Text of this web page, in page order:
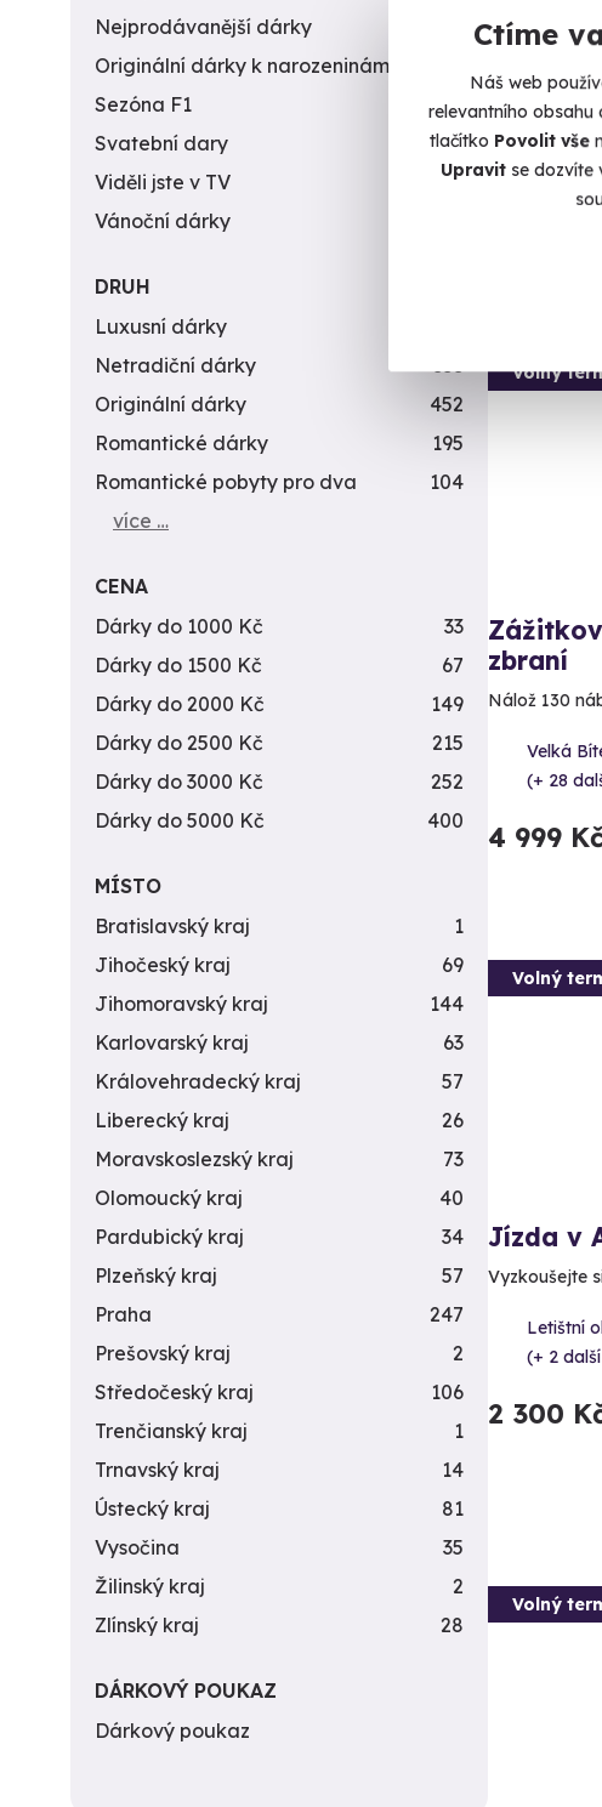
Ctíme
Náš web
relevantního obsahu
tlačítko Povolit vše
Upravitse dozvíte
10
Vystřílejte 80
Velká
(+ 28
Volný
zbraní
Nálož 130
Velká
(+ 28
4 999
Volný
Jízda v
Vyzkoušejte
Letištní
(+ 2
2 300
Volný
Nejprodávanější dárky
Originální dárky k narozeninám
Sezóna F1
4
Svatební dary
196
Viděli jste v TV
31
Vánoční dárky
DRUH
Luxusní dárky
Netradiční dárky
353
Originální dárky
452
Romantické dárky
195
Romantické pobyty pro dva
104
více …
CENA
Dárky do 1000 Kč
33
Dárky do 1500 Kč
67
Dárky do 2000 Kč
149
Dárky do 2500 Kč
215
Dárky do 3000 Kč
252
Dárky do 5000 Kč
400
MÍSTO
Bratislavský kraj
1
Jihočeský kraj
69
Jihomoravský kraj
144
Karlovarský kraj
63
Královehradecký kraj
57
Liberecký kraj
26
Moravskoslezský kraj
73
Olomoucký kraj
40
Pardubický kraj
34
Plzeňský kraj
57
Praha
247
Prešovský kraj
2
Středočeský kraj
106
Trenčianský kraj
1
Trnavský kraj
14
Ústecký kraj
81
Vysočina
35
Žilinský kraj
2
Zlínský kraj
28
DÁRKOVÝ POUKAZ
Dárkový poukaz